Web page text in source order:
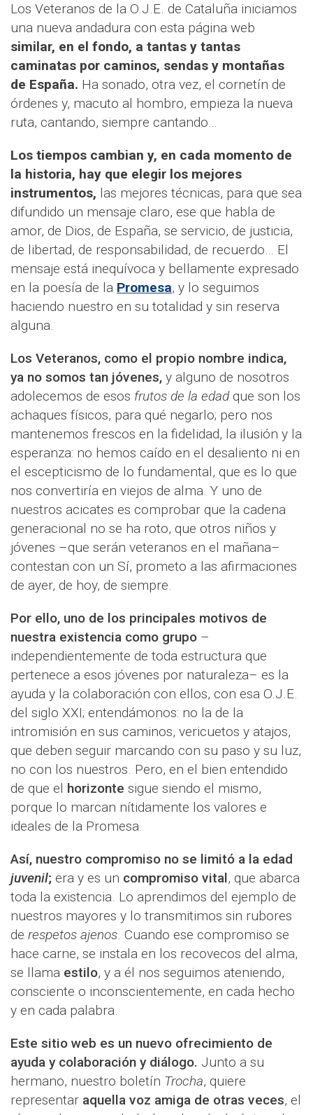
Los Veteranos de la O.J.E. de Cataluña iniciamos
una nueva andadura con esta página web
similar, en el fondo, a tantas y tantas
caminatas por caminos, sendas y montañas
de España. Ha sonado, otra vez, el cornetín de
órdenes y, macuto al hombro, empieza la nueva
ruta, cantando, siempre cantando…
Los tiempos cambian y, en cada momento de
la historia, hay que elegir los mejores
instrumentos, las mejores técnicas, para que sea
difundido un mensaje claro, ese que habla de
amor, de Dios, de España, se servicio, de justicia,
de libertad, de responsabilidad, de recuerdo… El
mensaje está inequívoca y bellamente expresado
en la poesía de la Promesa, y lo seguimos
haciendo nuestro en su totalidad y sin reserva
alguna.
Los Veteranos, como el propio nombre indica,
ya no somos tan jóvenes, y alguno de nosotros
adolecemos de esos frutos de la edad que son los
achaques físicos, para qué negarlo; pero nos
mantenemos frescos en la fidelidad, la ilusión y la
esperanza: no hemos caído en el desaliento ni en
el escepticismo de lo fundamental, que es lo que
nos convertiría en viejos de alma. Y uno de
nuestros acicates es comprobar que la cadena
generacional no se ha roto, que otros niños y
jóvenes –que serán veteranos en el mañana–
contestan con un Sí, prometo a las afirmaciones
de ayer, de hoy, de siempre.
Por ello, uno de los principales motivos de
nuestra existencia como grupo –
independientemente de toda estructura que
pertenece a esos jóvenes por naturaleza– es la
ayuda y la colaboración con ellos, con esa O.J.E.
del siglo XXI; entendámonos: no la de la
intromisión en sus caminos, vericuetos y atajos,
que deben seguir marcando con su paso y su luz,
no con los nuestros. Pero, en el bien entendido
de que el horizonte sigue siendo el mismo,
porque lo marcan nítidamente los valores e
ideales de la Promesa.
Así, nuestro compromiso no se limitó a la edad
juvenil; era y es un compromiso vital, que abarca
toda la existencia. Lo aprendimos del ejemplo de
nuestros mayores y lo transmitimos sin rubores
de respetos ajenos. Cuando ese compromiso se
hace carne, se instala en los recovecos del alma,
se llama estilo, y a él nos seguimos ateniendo,
consciente o inconscientemente, en cada hecho
y en cada palabra.
Este sitio web es un nuevo ofrecimiento de
ayuda y colaboración y diálogo. Junto a su
hermano, nuestro boletín Trocha, quiere
representar aquella voz amiga de otras veces, el